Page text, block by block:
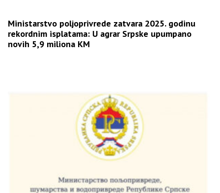
Ministarstvo poljoprivrede zatvara 2025. godinu
rekordnim isplatama: U agrar Srpske upumpano
novih 5,9 miliona KM